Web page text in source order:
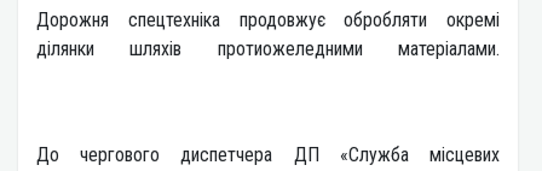
Дорожня спецтехніка продовжує обробляти окремі
ділянки шляхів протиожеледними матеріалами.
До чергового диспетчера ДП «Служба місцевих